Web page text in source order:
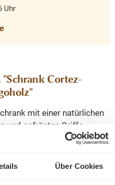
Über Cookies
Uhr
Cortez-
mit einer natürlichen
und gefrästen Griffe
Design in ihrem